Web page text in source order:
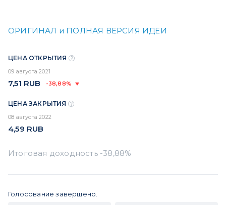
ОРИГИНАЛ и ПОЛНАЯ ВЕРСИЯ ИДЕИ
ЦЕНА ОТКРЫТИЯ
09 августа 2021
7,51 RUB -38,88%
ЦЕНА ЗАКРЫТИЯ
08 августа 2022
4,59 RUB
Голосование завершено.